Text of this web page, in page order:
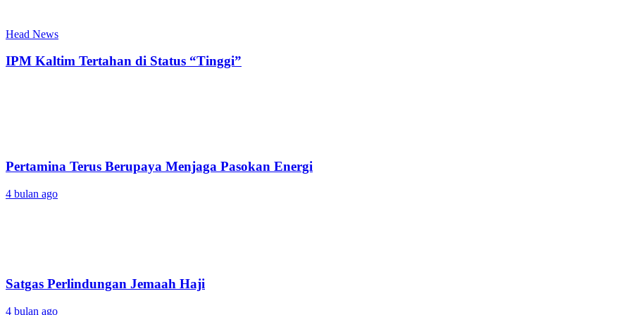
Head News
IPM Kaltim Tertahan di Status “Tinggi”
Pertamina Terus Berupaya Menjaga Pasokan Energi
4 bulan ago
Satgas Perlindungan Jemaah Haji
4 bulan ago